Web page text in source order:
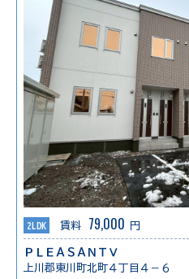
2LDK 賃料 79,000 円
ＰＬＥＡＳＡＮＴⅤ
上川郡東川町北町４丁目４－６